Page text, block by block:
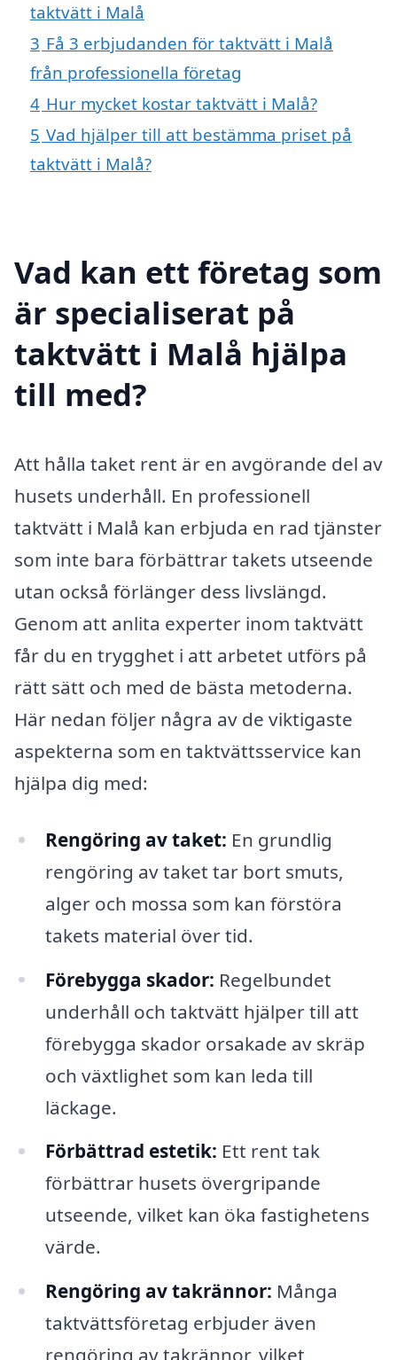
taktvätt i Malå
3 Få 3 erbjudanden för taktvätt i Malå
från professionella företag
4 Hur mycket kostar taktvätt i Malå?
5 Vad hjälper till att bestämma priset på
taktvätt i Malå?
Vad kan ett företag som
är specialiserat på
taktvätt i Malå hjälpa
till med?
Att hålla taket rent är en avgörande del av
husets underhåll. En professionell
taktvätt i Malå kan erbjuda en rad tjänster
som inte bara förbättrar takets utseende
utan också förlänger dess livslängd.
Genom att anlita experter inom taktvätt
får du en trygghet i att arbetet utförs på
rätt sätt och med de bästa metoderna.
Här nedan följer några av de viktigaste
aspekterna som en taktvättsservice kan
hjälpa dig med:
Rengöring av taket: En grundlig
rengöring av taket tar bort smuts,
alger och mossa som kan förstöra
takets material över tid.
Förebygga skador: Regelbundet
underhåll och taktvätt hjälper till att
förebygga skador orsakade av skräp
och växtlighet som kan leda till
läckage.
Förbättrad estetik: Ett rent tak
förbättrar husets övergripande
utseende, vilket kan öka fastighetens
värde.
Rengöring av takrännor: Många
taktvättsföretag erbjuder även
rengöring av takrännor, vilket